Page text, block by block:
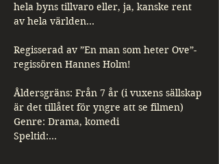
hela byns tillvaro eller, ja, kanske rent
av hela världen…
Regisserad av ”En man som heter Ove”-
regissören Hannes Holm!
Åldersgräns: Från 7 år (i vuxens sällskap
är det tillåtet för yngre att se filmen)
Genre: Drama, komedi
Speltid:…